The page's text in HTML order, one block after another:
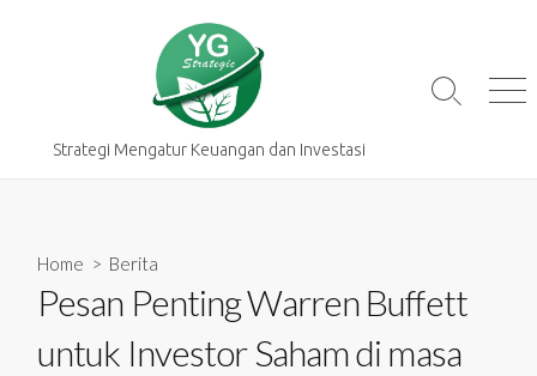
Strategi Mengatur Keuangan dan Investasi
Search
Home > Berita
Pesan Penting Warren Buffett
untuk Investor Saham di masa